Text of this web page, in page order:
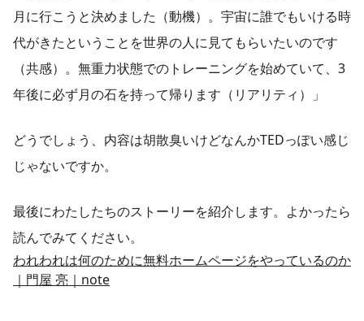
月に行こうと決めました（動機）。宇宙に誰でもいける時
代がきたということを世界の人に見てもらいたいのです
（共感）。無重力状態でのトレーニングを始めていて、3
年後に必ず月の石を持って帰ります（リアリティ）」
どうでしょう、内容は胡散臭いけどなんかTEDっぽい感じ
じゃないですか。
最後にわたしたちのストーリーを紹介します。よかったら
読んでみてください。
われわれは何のために無料ホームページをやっているのか
｜門屋 亮｜note